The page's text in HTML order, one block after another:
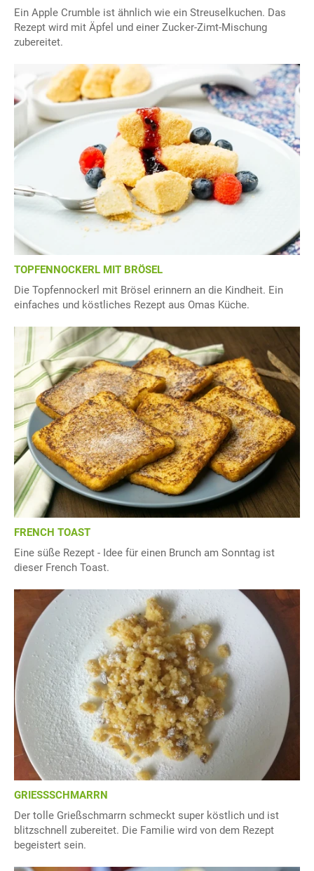
Ein Apple Crumble ist ähnlich wie ein Streuselkuchen. Das
Rezept wird mit Äpfel und einer Zucker-Zimt-Mischung
zubereitet.
TOPFENNOCKERL MIT BRÖSEL
Die Topfennockerl mit Brösel erinnern an die Kindheit. Ein
einfaches und köstliches Rezept aus Omas Küche.
FRENCH TOAST
Eine süße Rezept - Idee für einen Brunch am Sonntag ist
dieser French Toast.
GRIESSSCHMARRN
Der tolle Grießschmarrn schmeckt super köstlich und ist
blitzschnell zubereitet. Die Familie wird von dem Rezept
begeistert sein.